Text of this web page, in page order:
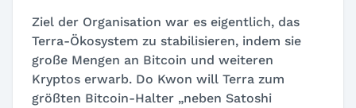
Ziel der Organisation war es eigentlich, das
Terra-Ökosystem zu stabilisieren, indem sie
große Mengen an Bitcoin und weiteren
Kryptos erwarb. Do Kwon will Terra zum
größten Bitcoin-Halter „neben Satoshi